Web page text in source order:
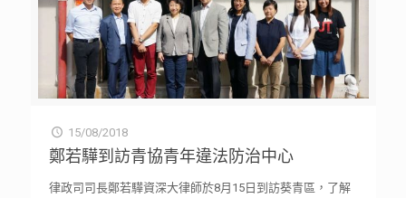
15/08/2018
鄭若驊到訪青協青年違法防治中心
律政司司長鄭若驊資深大律師於8月15日到訪葵青區，了解